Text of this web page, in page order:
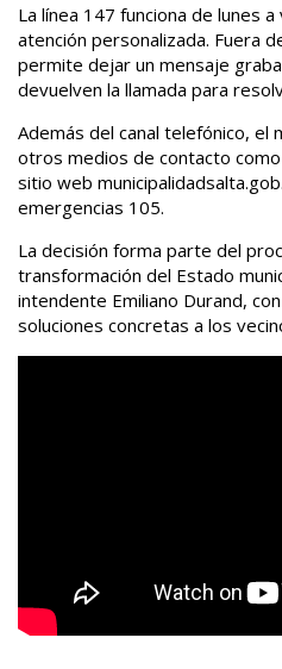
La línea 147 funciona de lunes
atención personalizada. Fuera
permite dejar un mensaje
devuelven la llamada para
Además del canal telefónico, el
otros medios de contacto como
sitio web
emergencias 105.
La decisión forma parte del
transformación del Estado
intendente Emiliano Durand,
soluciones concretas a los